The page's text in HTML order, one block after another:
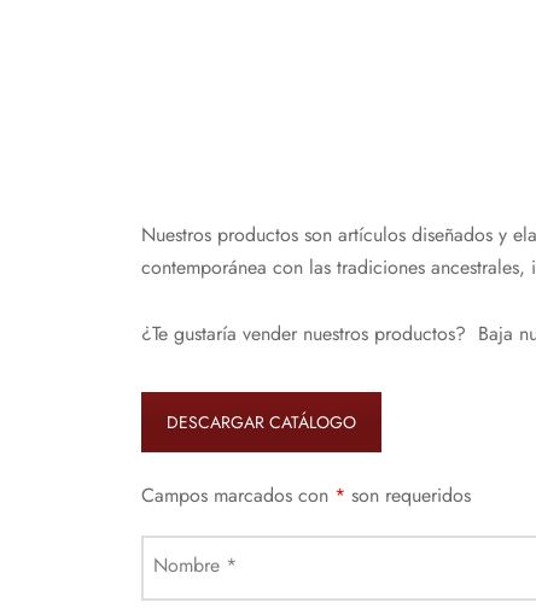
Nuestros productos son artículos diseñados y
contemporánea con las tradiciones
¿Te gustaría vender nuestros productos? Baja
DESCARGAR CATÁLOGO
Campos marcados con * son requeridos
Nombre *